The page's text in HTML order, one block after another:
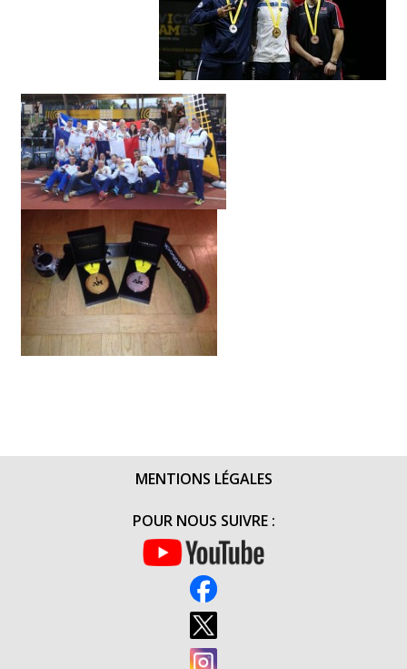
MENTIONS LÉGALES
POUR NOUS SUIVRE :